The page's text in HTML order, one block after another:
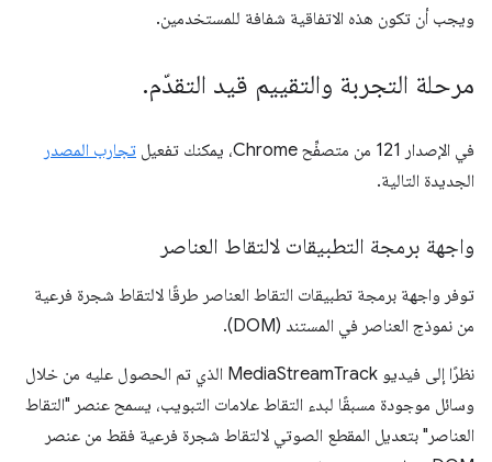
ويجب أن تكون هذه الاتفاقية شفافة للمستخدمين.
مرحلة التجربة والتقييم قيد التقدّم.
في الإصدار 121 من متصفِّح Chrome، يمكنك تفعيل
تجارب المصدر
الجديدة التالية.
واجهة برمجة التطبيقات لالتقاط العناصر
توفر واجهة برمجة تطبيقات التقاط العناصر طرقًا لالتقاط شجرة فرعية
من نموذج العناصر في المستند (DOM).
نظرًا إلى فيديو MediaStreamTrack الذي تم الحصول عليه من خلال
وسائل موجودة مسبقًا لبدء التقاط علامات التبويب، يسمح عنصر "التقاط
العناصر" بتعديل المقطع الصوتي لالتقاط شجرة فرعية فقط من عنصر